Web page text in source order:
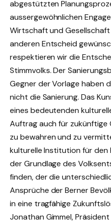
abgestützten
aussergewöhnlichen
Wirtschaft und
anderen Entscheid
respektieren wir die
Stimmvolks. Der
Gegner der Vorlage haben
nicht die Sanierung. Das
eines bedeutenden
Auftrag auch für zukünftige
zu bewahren und zu
kulturelle Institution für den
der Grundlage des
finden, der die
Ansprüche der Berner
in eine tragfähige
Jonathan Gimmel,